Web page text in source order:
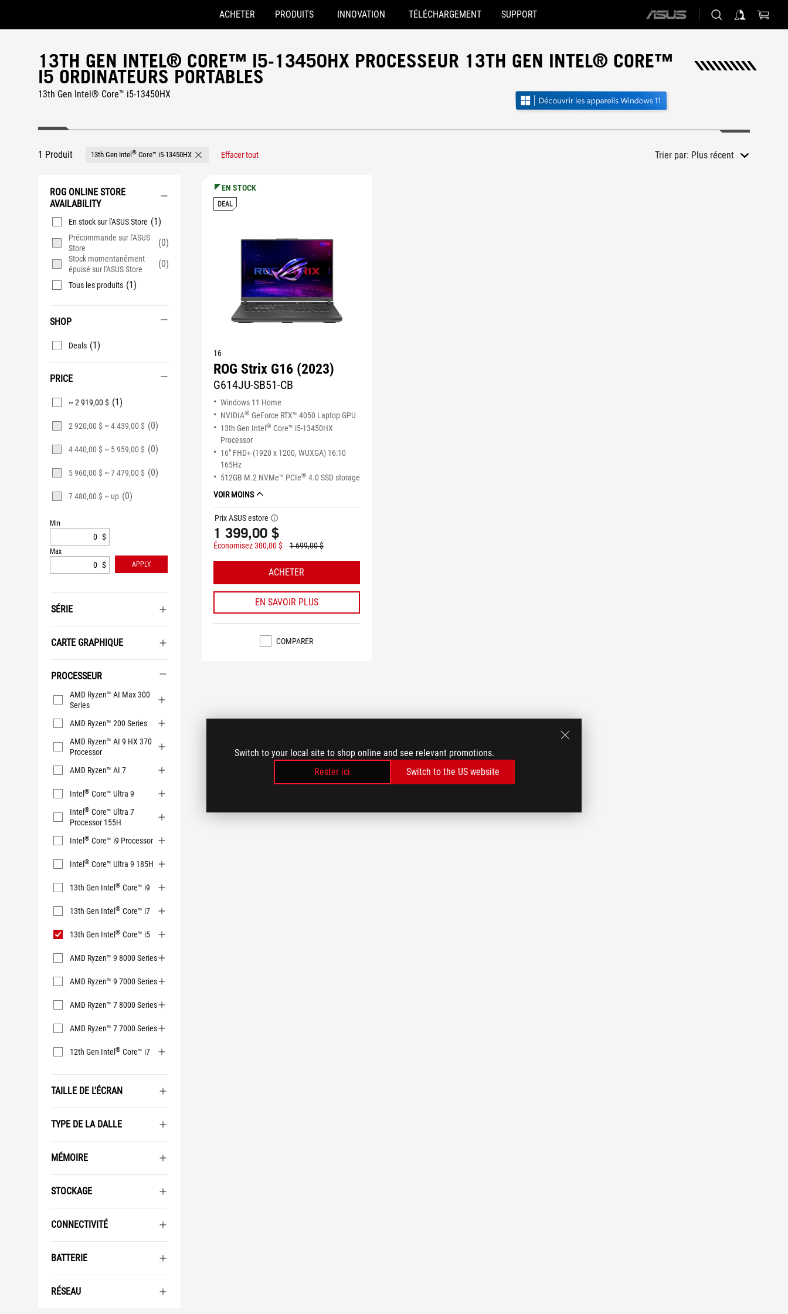
Switch to your local site to shop online and see relevant promotions.
Rester ici
Switch to the US website
Accessibility links
ACHETER PRODUITS INNOVATION TÉLÉCHARGEMENT SUPPORT
ASUS
13TH GEN INTEL® CORE™ I5-13450HX PROCESSEUR 13TH GEN INTEL® CORE™
I5 ORDINATEURS PORTABLES
13th Gen Intel® Core™ i5-13450HX
1 Produit 13th Gen Intel ®Core™ i5-13450HX Remove 13th Gen Intel® Core™ i5-13450HX
Effacer tout Trier par: Plus récent
ROG ONLINE STORE
AVAILABILITY
En stock sur l'ASUS Store (1)
Précommande sur l'ASUS
Store
(0)
Stock momentanément
épuisé sur l'ASUS Store
(0)
Tous les produits (1)
SHOP
Deals (1)
PRICE
~ 2 919,00 $ (1)
2 920,00 $ ~ 4 439,00 $ (0)
4 440,00 $ ~ 5 959,00 $ (0)
5 960,00 $ ~ 7 479,00 $ (0)
7 480,00 $ ~ up (0)
Min
$
Max
$ APPLY
SÉRIE
CARTE GRAPHIQUE
PROCESSEUR
Processeur
AMD Ryzen™ AI Max 300
Series
AMD Ryzen™ 200 Series
AMD Ryzen™ AI 9 HX 370
Processor
AMD Ryzen™ AI 7
Intel ® Core™ Ultra 9
Intel ® Core™ Ultra 7
Processor 155H
Intel ® Core™ i9 Processor
Intel ® Core™ Ultra 9 185H
13th Gen Intel ® Core™ i9
13th Gen Intel ® Core™ i7
13th Gen Intel ® Core™ i5
AMD Ryzen™ 9 8000 Series
AMD Ryzen™ 9 7000 Series
AMD Ryzen™ 7 8000 Series
AMD Ryzen™ 7 7000 Series
12th Gen Intel ® Core™ i7
TAILLE DE L'ÉCRAN
TYPE DE LA DALLE
MÉMOIRE
STOCKAGE
CONNECTIVITÉ
BATTERIE
RÉSEAU
EN STOCK
DEAL
16
ROG Strix G16 (2023)
G614JU-SB51-CB
Windows 11 Home
NVIDIA® GeForce RTX™ 4050 Laptop GPU
13th Gen Intel ® Core™ i5-13450HX
Processor
16" FHD+ (1920 x 1200, WUXGA) 16:10
165Hz
512GB M.2 NVMe™ PCIe® 4.0 SSD storage
VOIR MOINS
Prix ASUS estore tooltip
1 399,00 $
Économisez 300,00 $ 1 699,00 $
ACHETER
EN SAVOIR PLUS
COMPARER